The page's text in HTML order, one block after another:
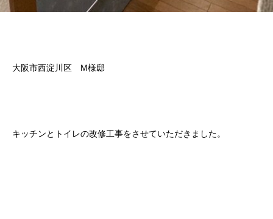
大阪市西淀川区 M様邸
キッチンとトイレの改修工事をさせていただきました。